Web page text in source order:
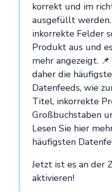
korrekt und im
ausgefüllt
inkorrekte Felder
Produkt aus und
mehr angezeigt.
daher die
Datenfeeds, wie
Titel, inkorrekte
Großbuchstaben
Lesen Sie hier
häufigsten
Jetzt ist es an der
aktivieren!